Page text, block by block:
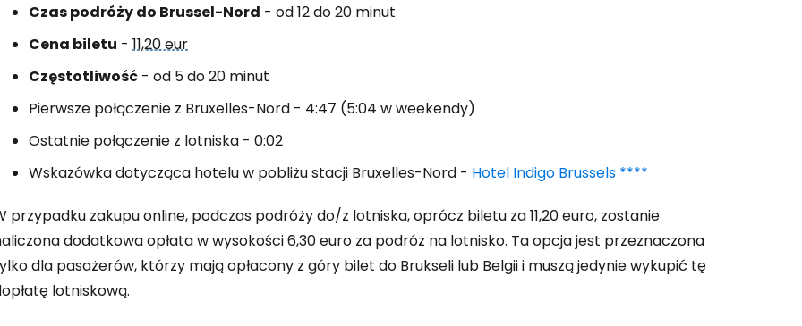
Czas podróży do Brussel-Nord - od 12 do 20 minut
Cena biletu - 11,20 eur
Częstotliwość - od 5 do 20 minut
Pierwsze połączenie z Bruxelles-Nord - 4:47 (5:04 w weekendy)
Ostatnie połączenie z lotniska - 0:02
Wskazówka dotycząca hotelu w pobliżu stacji Bruxelles-Nord - Hotel Indigo Brussels ****
przypadku zakupu online, podczas podróży do/z lotniska, oprócz biletu za 11,20 euro, zostanie
dodatkowa opłata w wysokości 6,30 euro za podróż na lotnisko. Ta opcja jest przeznaczona
dla pasażerów, którzy mają opłacony z góry bilet do Brukseli lub Belgii i muszą jedynie wykupić tę
lotniskową.
... światowej społeczności podróżniczej
Kontynuuj z e-mailem